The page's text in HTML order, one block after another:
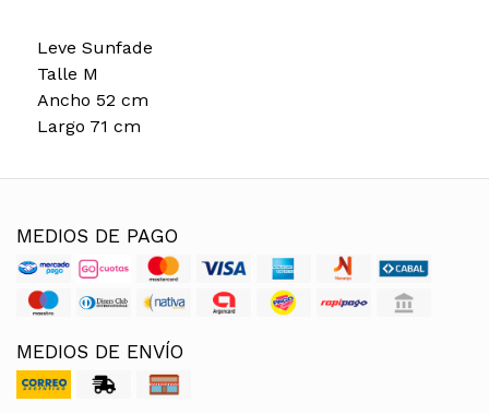
Leve Sunfade
Talle M
Ancho 52 cm
Largo 71 cm
MEDIOS DE PAGO
MEDIOS DE ENVÍO